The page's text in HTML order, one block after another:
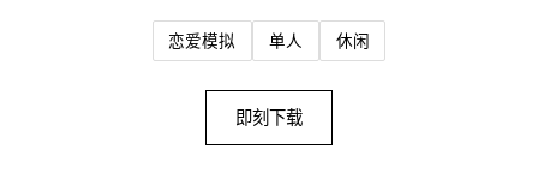
恋爱模拟 单人 休闲
即刻下载